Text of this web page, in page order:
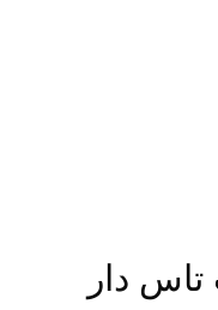
دار